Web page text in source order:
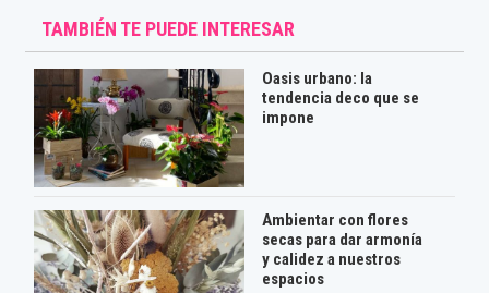
TAMBIÉN TE PUEDE INTERESAR
Oasis urbano: la
tendencia deco que se
impone
Ambientar con flores
secas para dar armonía
y calidez a nuestros
espacios